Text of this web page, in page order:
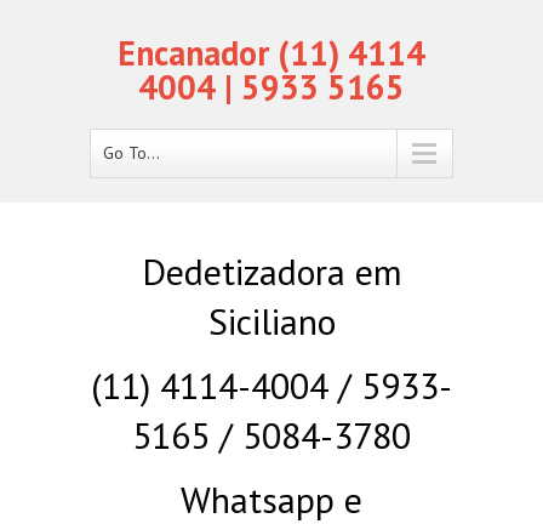
Encanador (11) 4114
4004 | 5933 5165
Go To...
Dedetizadora em
Siciliano
(11) 4114-4004 / 5933-
5165 / 5084-3780
Whatsapp e